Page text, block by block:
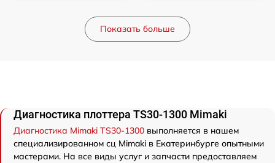
Показать больше
Диагностика плоттера TS30-1300 Mimaki
Диагностика Mimaki TS30-1300 выполняется в нашем
специализированном сц Mimaki в Екатеринбурге опытными
мастерами. На все виды услуг и запчасти предоставляем